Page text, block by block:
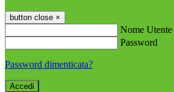
button close ×
Nome Utente
Password
Password dimenticata?